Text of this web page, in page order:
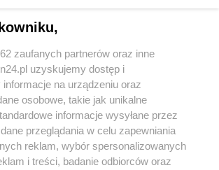
zaufanych partnerów oraz inne
uzyskujemy dostęp i
na urządzeniu oraz
osobowe, takie jak unikalne
informacje wysyłane przez
przeglądania w celu zapewniania
reklam, wybór spersonalizowanych
i treści, badanie odbiorców oraz